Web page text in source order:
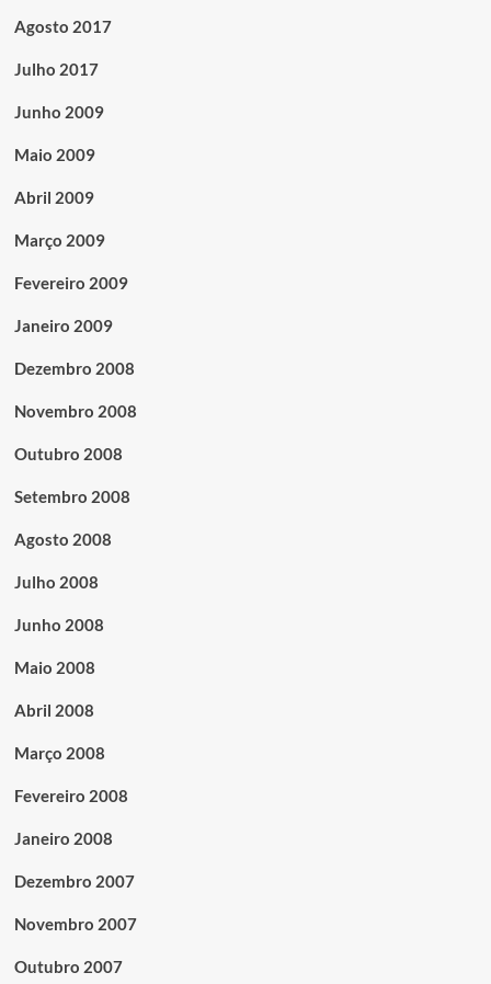
Agosto 2017
Julho 2017
Junho 2009
Maio 2009
Abril 2009
Março 2009
Fevereiro 2009
Janeiro 2009
Dezembro 2008
Novembro 2008
Outubro 2008
Setembro 2008
Agosto 2008
Julho 2008
Junho 2008
Maio 2008
Abril 2008
Março 2008
Fevereiro 2008
Janeiro 2008
Dezembro 2007
Novembro 2007
Outubro 2007